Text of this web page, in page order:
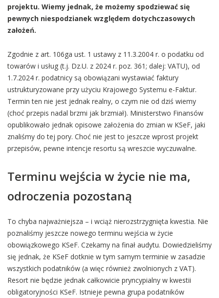
projektu. Wiemy jednak, że możemy spodziewać się
pewnych niespodzianek względem dotychczasowych
założeń.
Zgodnie z art. 106ga ust. 1 ustawy z 11.3.2004 r. o podatku od
towarów i usług (t.j. Dz.U. z 2024 r. poz. 361; dalej: VATU), od
1.7.2024 r. podatnicy są obowiązani wystawiać faktury
ustrukturyzowane przy użyciu Krajowego Systemu e-Faktur.
Termin ten nie jest jednak realny, o czym nie od dziś wiemy
(choć przepis nadal brzmi jak brzmiał). Ministerstwo Finansów
opublikowało jednak opisowe założenia do zmian w KSeF, jaki
znaliśmy do tej pory. Choć nie jest to jeszcze wprost projekt
przepisów, pewne intencje resortu są wreszcie wyczuwalne.
Terminu wejścia w życie nie ma,
odroczenia pozostaną
To chyba najważniejsza – i wciąż nierozstrzygnięta kwestia. Nie
poznaliśmy jeszcze nowego terminu wejścia w życie
obowiązkowego KSeF. Czekamy na finał audytu. Dowiedzieliśmy
się jednak, że KSeF dotknie w tym samym terminie w zasadzie
wszystkich podatników (a więc również zwolnionych z VAT).
Resort nie będzie jednak całkowicie pryncypialny w kwestii
obligatoryjności KSeF. Istnieje pewna grupa podatników